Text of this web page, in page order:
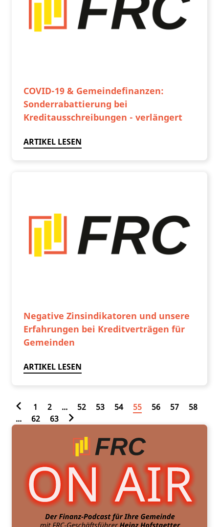
COVID-19 & Gemeindefinanzen:
Sonderrabattierung bei
Kreditausschreibungen - verlängert
ARTIKEL LESEN
Negative Zinsindikatoren und unsere
Erfahrungen bei Kreditverträgen für
Gemeinden
ARTIKEL LESEN
1 2 ... 52 53 54 55 56 57
58
...
62 63